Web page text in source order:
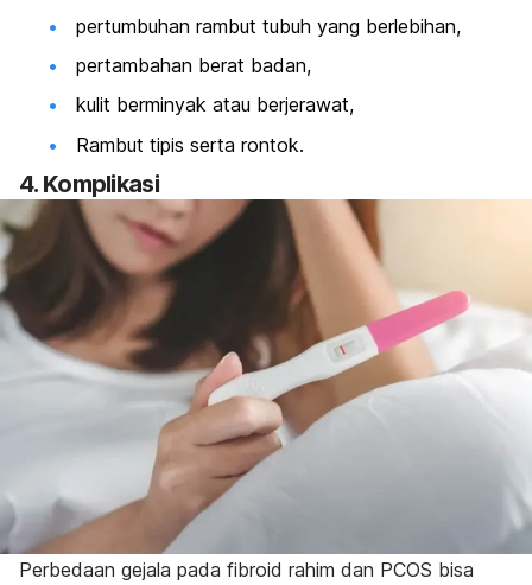
pertumbuhan rambut tubuh yang berlebihan,
pertambahan berat badan,
kulit berminyak atau berjerawat,
Rambut tipis serta rontok.
4. Komplikasi
Perbedaan gejala pada fibroid rahim dan PCOS bisa